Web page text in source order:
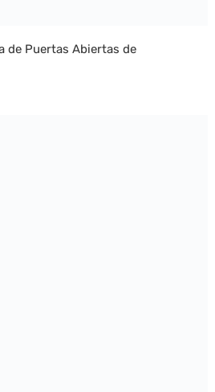
de Puertas Abiertas de